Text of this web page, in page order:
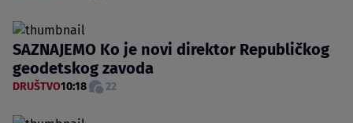
SAZNAJEMO Ko je novi direktor Republičkog
geodetskog zavoda
DRUŠTVO10:18 22